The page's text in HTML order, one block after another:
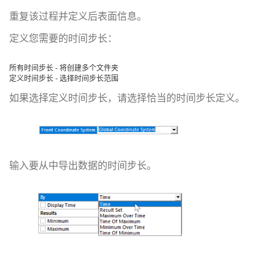
重复该过程并定义后表面信息。
定义您需要的时间步长：
所有时间步长 - 将创建多个文件夹
定义时间步长 - 选择时间步长范围
如果选择定义时间步长，请选择恰当的时间步长定义。
输入要从中导出数据的时间步长。